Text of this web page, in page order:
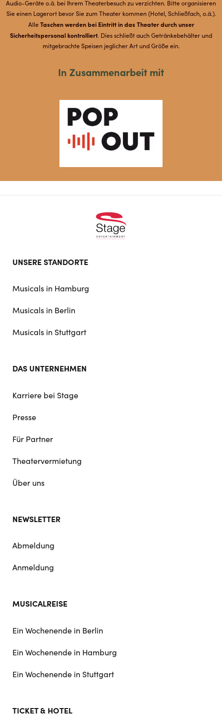
Audio-Geräte o.ä. bei Ihrem Theaterbesuch zu verzichten. Bitte organisieren
Sie einen Lagerort bevor Sie zum Theater kommen (Hotel, Schließfach, o.ä.).
AlleTaschen werden bei Eintritt in das Theater durch unser
Sicherheitspersonal kontrolliert. Dies schließt auch Getränkebehälter und
mitgebrachte Speisen jeglicher Art und Größe ein.
In Zusammenarbeit mit
doormat
UNSERE STANDORTE
Musicals in Hamburg
Musicals in Berlin
Musicals in Stuttgart
DAS UNTERNEHMEN
Karriere bei Stage
Presse
Für Partner
Theatervermietung
Über uns
NEWSLETTER
Abmeldung
Anmeldung
MUSICALREISE
Ein Wochenende in Berlin
Ein Wochenende in Hamburg
Ein Wochenende in Stuttgart
TICKET & HOTEL